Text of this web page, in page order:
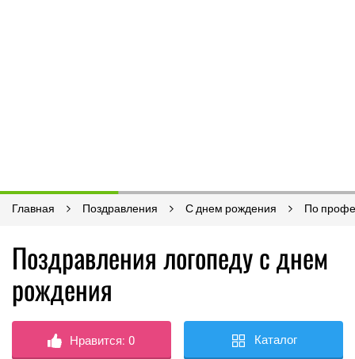
Главная Поздравления С днем рождения По
Поздравления логопеду с днем
рождения
Нравится:0 Каталог